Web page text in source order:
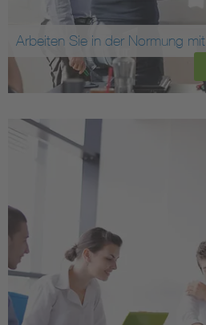
Arbeiten Sie in der Normung mit